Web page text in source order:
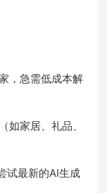
，急需低成本解
如家居、礼品、
试最新的AI生成